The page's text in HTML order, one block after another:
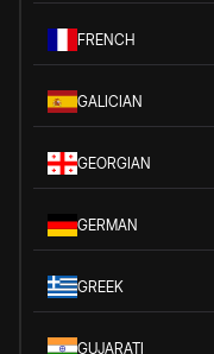
FRENCH
GALICIAN
GEORGIAN
GERMAN
GREEK
GUJARATI